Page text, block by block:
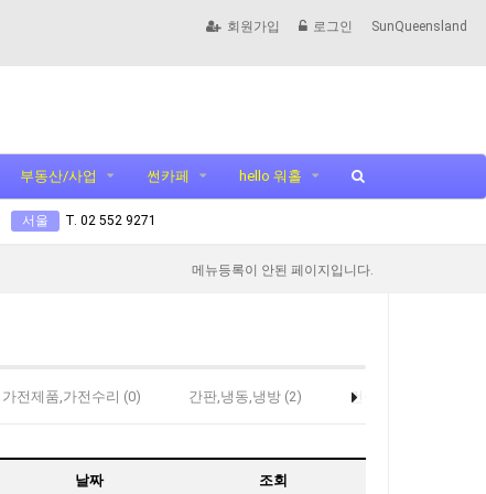
회원가입 로그인 SunQueensland
부동산/사업 썬카페 hello 워홀
서울 T. 02 552 9271
메뉴등록이 안된 페이지입니다.
가전제품,가전수리 (0) 간판,냉동,냉방 (2) 건축,집수리,인테리
날짜 조회